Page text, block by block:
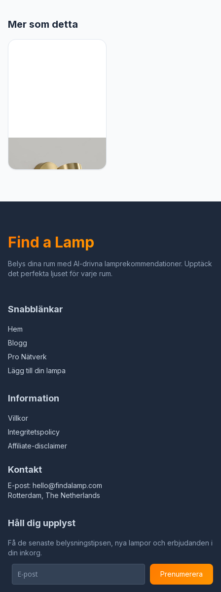
Mer som detta
LED-lamp 350° draaibaar,
Find a Lamp
Belys dina rum med AI-drivna lamprekommendationer. Upptäck
det perfekta ljuset för varje rum.
Snabblänkar
Hem
Blogg
Pro Nätverk
Lägg till din lampa
Information
Villkor
Integritetspolicy
Affiliate-disclaimer
Kontakt
E-post: hello@findalamp.com
Rotterdam, The Netherlands
Håll dig upplyst
Få de senaste belysningstipsen, nya lampor och erbjudanden i
din inkorg.
Prenumerera